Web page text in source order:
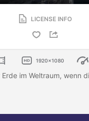
LICENSE INFO
1920x1080
im Weltraum, wenn